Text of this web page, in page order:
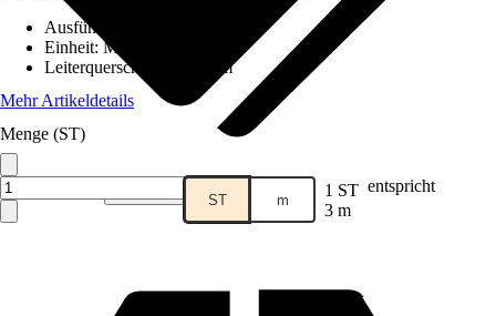
Verkauf durch: Hanseatic Brands
Ausführung
Einheit: Meter
Leiterquerschnitt
0,75 mm
Mehr Artikeldetails
Menge (ST)
ST m 1 ST entspricht
3 m